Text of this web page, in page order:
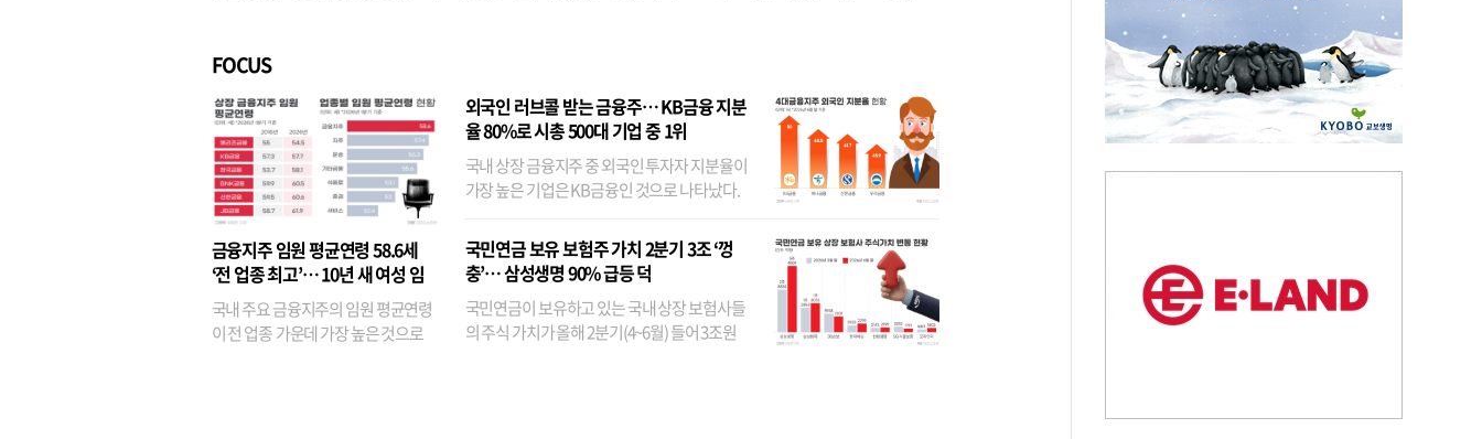
FOCUS
금융지주 임원 평균연령 58.6세
‘전 업종 최고’… 10년 새 여성 임
원은 14배 껑충
국내 주요 금융지주의 임원 평균연령
이 전 업종 가운데 가장 높은 것으로
외국인 러브콜 받는 금융주… KB금융 지분
율 80%로 시총 500대 기업 중 1위
국내 상장 금융지주 중 외국인 투자자 지분율이
가장 높은 기업은 KB금융인 것으로 나타났다.
융이었다. 특히 KB금융은 지난달 말 기준 해외
기관투자자 지분율이...
국민연금 보유 보험주 가치 2분기 3조 ‘껑
충’… 삼성생명 90% 급등 덕
국민연금이 보유하고 있는 국내 상장 보험사들
의 주식 가치가 올해 2분기(4~6월) 들어 3조원